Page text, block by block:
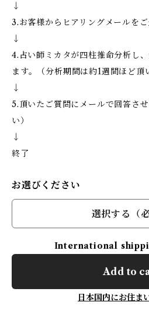
↓
3.お客様からヒアリングメールをご
↓
4.占い師ミカタが四柱推命分析し
ます。（分析期間は約1週間ほど頂
↓
5.頂いたご質問にメールで回答さ
い）
↓
終了
お選びください
選択する（必
International
Add to
日本国内にお住ま